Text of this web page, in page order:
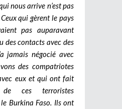
nous arrive n’est pas
qui gèrent le pays
pas auparavant
des contacts avec des
jamais négocié avec
des compatriotes
eux et qui ont fait
ces terroristes
Burkina Faso. Ils ont